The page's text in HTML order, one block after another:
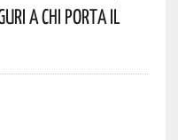
A Chi Porta Il